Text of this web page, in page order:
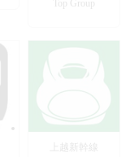
Top Group